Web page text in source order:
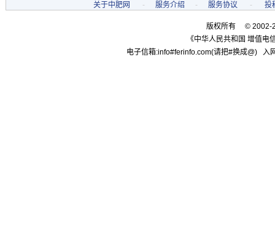
关于中肥网 - 服务介绍 - 服务协议 - 投
版权所有 © 2002-
《中华人民共和国 增值电
电子信箱:info#ferinfo.com(请把#换成@)